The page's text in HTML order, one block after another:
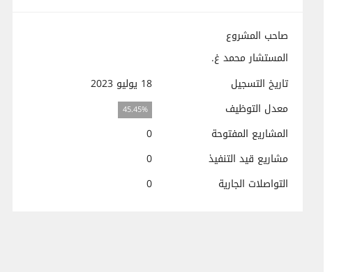
صاحب المشروع
المستشار محمد غ.
تاريخ التسجيل
18 يوليو 2023
معدل التوظيف
45.45%
المشاريع المفتوحة
0
مشاريع قيد التنفيذ
0
التواصلات الجارية
0